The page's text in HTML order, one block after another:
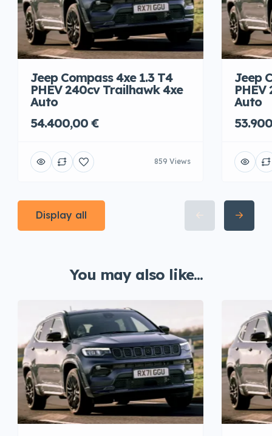
Jeep Compass 4xe 1.3 T4
PHEV 240cv Trailhawk 4xe
Auto
54.400,00 €
859 Views
Jeep
Auto
Display all
You may also like...